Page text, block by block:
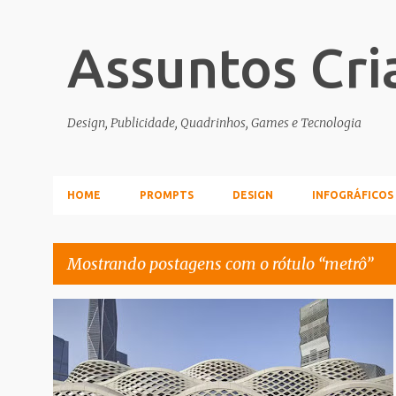
Assuntos
Design, Publicidade, Quadrinhos, Games e Tecnologia
HOME PROMPTS DESIGN INFOGRÁFICOS
Mostrando postagens com o rótulo metrô
P
o
s
ARQUITETURA